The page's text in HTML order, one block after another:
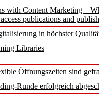
with Content Marketing –
publications and
in höchster
Libraries
Öffnungszeiten sind
Runde erfolgreich